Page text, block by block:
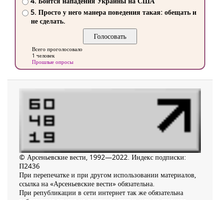
5. Просто у него манера поведения такая: обещать и
не сделать.
Всего проголосовало
1 человек
Прошлые опросы
© Арсеньевские вести, 1992—2022. Индекс подписки:
П2436
При перепечатке и при другом использовании материалов,
ссылка на «Арсеньевские вести» обязательна.
При републикации в сети интернет так же обязательна